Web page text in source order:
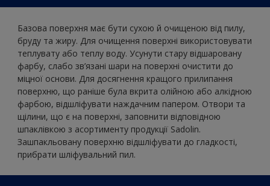
Базова поверхня має бути сухою й очищеною від пилу,
бруду та жиру. Для очищення поверхні використовувати
теплувату або теплу воду. Усунути стару відшаровану
фарбу, слабо зв’язані шари на поверхні очистити до
міцної основи. Для досягнення кращого прилипання
поверхню, що раніше була вкрита олійною або алкідною
фарбою, відшліфувати наждачним папером. Отвори та
щілини, що є на поверхні, заповнити відповідною
шпаклівкою з асортименту продукції Sadolin.
Зашпакльовану поверхню відшліфувати до гладкості,
прибрати шліфувальний пил.